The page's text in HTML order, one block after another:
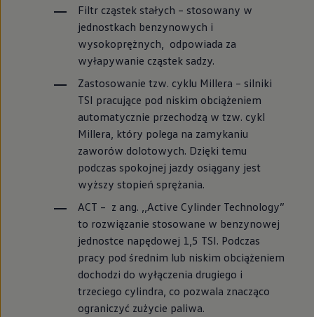
Filtr cząstek stałych – stosowany w
jednostkach benzynowych i
wysokoprężnych, odpowiada za
wyłapywanie cząstek sadzy.
Zastosowanie tzw. cyklu Millera – silniki
TSI pracujące pod niskim obciążeniem
automatycznie przechodzą w tzw. cykl
Millera, który polega na zamykaniu
zaworów dolotowych. Dzięki temu
podczas spokojnej jazdy osiągany jest
wyższy stopień sprężania.
ACT – z ang. ,,Active Cylinder Technology”
to rozwiązanie stosowane w benzynowej
jednostce napędowej 1,5 TSI. Podczas
pracy pod średnim lub niskim obciążeniem
dochodzi do wyłączenia drugiego i
trzeciego cylindra, co pozwala znacząco
ograniczyć zużycie paliwa.